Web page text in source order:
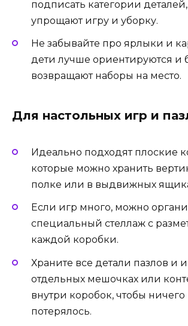
подписать категории
упрощают игру и уборку.
Не забывайте про ярлыки и
дети лучше ориентируются и
возвращают наборы на место.
Для настольных игр и
Идеально подходят плоские
которые можно хранить
полке или в выдвижных
Если игр много, можно
специальный стеллаж с
каждой коробки.
Храните все детали пазлов и
отдельных мешочках или
внутри коробок, чтобы ничего
потерялось.